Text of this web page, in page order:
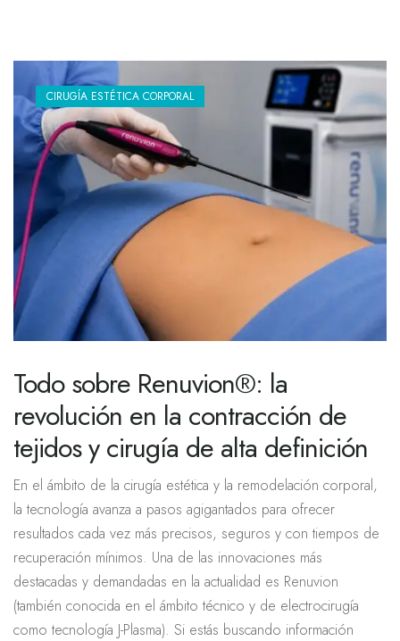
CIRUGÍA ESTÉTICA CORPORAL
Todo sobre Renuvion®: la
revolución en la contracción de
tejidos y cirugía de alta definición
En el ámbito de la cirugía estética y la remodelación corporal,
la tecnología avanza a pasos agigantados para ofrecer
resultados cada vez más precisos, seguros y con tiempos de
recuperación mínimos. Una de las innovaciones más
destacadas y demandadas en la actualidad es Renuvion
(también conocida en el ámbito técnico y de electrocirugía
como tecnología J-Plasma). Si estás buscando información